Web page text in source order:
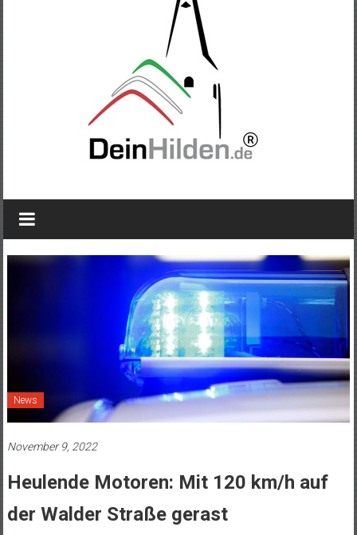
News
November 9, 2022
Heulende Motoren: Mit 120 km/h auf
der Walder Straße gerast